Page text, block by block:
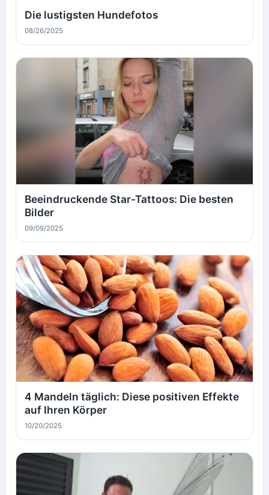
Die lustigsten Hundefotos
08/26/2025
Beeindruckende Star-Tattoos: Die besten
Bilder
09/09/2025
4 Mandeln täglich: Diese positiven Effekte
auf Ihren Körper
10/20/2025